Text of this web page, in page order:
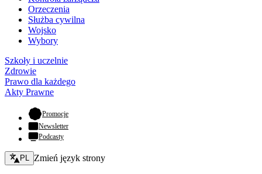
Orzeczenia
Służba cywilna
Wojsko
Wybory
Szkoły i uczelnie
Zdrowie
Prawo dla każdego
Akty Prawne
Promocje- otwiera się w nowej karcie
Newsletter
Podcasty
Zmień język - bieżący:
PL Zmień język strony